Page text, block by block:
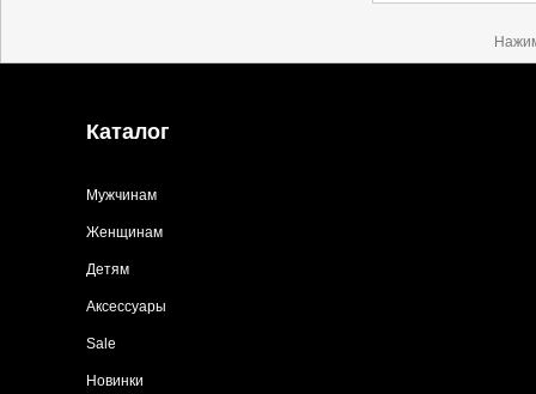
Каталог
Мужчинам
Женщинам
Детям
Аксессуары
Sale
Новинки